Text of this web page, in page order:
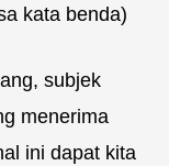
kata benda)
subjek
menerima
ini dapat kita